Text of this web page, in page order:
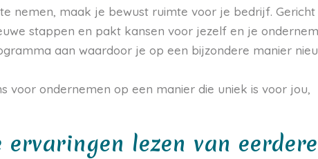
nemen, maak je bewust ruimte voor je bedrijf.
stappen en pakt kansen voor jezelf en je
aan waardoor je op een bijzondere manier
voor ondernemen op een manier die uniek is voor jou,
lezen van eerdere